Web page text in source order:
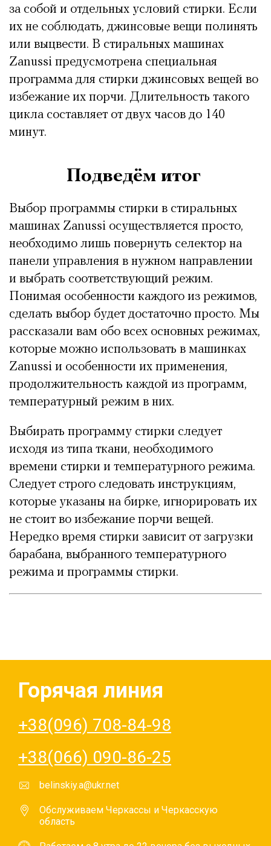
за собой и отдельных условий стирки. Если
их не соблюдать, джинсовые вещи полинять
или выцвести. В стиральных машинах
Zanussi предусмотрена специальная
программа для стирки джинсовых вещей во
избежание их порчи. Длительность такого
цикла составляет от двух часов до 140
минут.
Подведём итог
Выбор программы стирки в стиральных
машинах Zanussi осуществляется просто,
необходимо лишь повернуть селектор на
панели управления в нужном направлении
и выбрать соответствующий режим.
Понимая особенности каждого из режимов,
сделать выбор будет достаточно просто. Мы
рассказали вам обо всех основных режимах,
которые можно использовать в машинках
Zanussi и особенности их применения,
продолжительность каждой из программ,
температурный режим в них.
Выбирать программу стирки следует
исходя из типа ткани, необходимого
времени стирки и температурного режима.
Следует строго следовать инструкциям,
которые указаны на бирке, игнорировать их
не стоит во избежание порчи вещей.
Нередко время стирки зависит от загрузки
барабана, выбранного температурного
режима и программы стирки.
Горячая линия
+38(096) 708-84-98
+38(066) 090-86-25
belinskiy.a@ukr.net
Обслуживаем Черкассы и Черкасскую
область